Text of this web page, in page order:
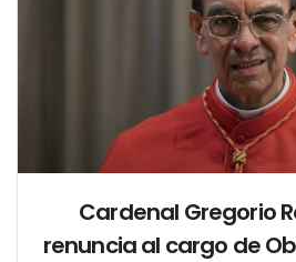
Cardenal Gregorio
renuncia al cargo de